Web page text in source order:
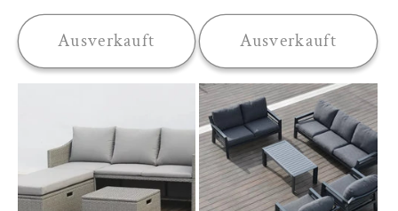
Ausverkauft Ausverkauft